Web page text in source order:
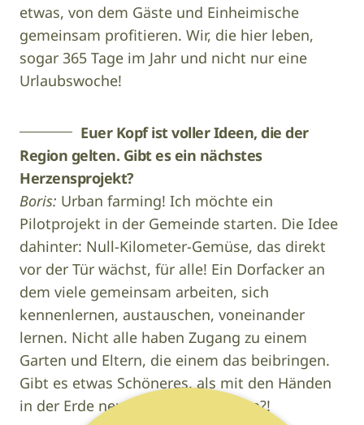
etwas, von dem Gäste und Einheimische
gemeinsam profitieren. Wir, die hier leben,
sogar 365 Tage im Jahr und nicht nur eine
Urlaubswoche!
Euer Kopf ist voller Ideen, die der
Region gelten. Gibt es ein nächstes
Herzensprojekt?
Boris: Urban farming! Ich möchte ein
Pilotprojekt in der Gemeinde starten. Die Idee
dahinter: Null-Kilometer-Gemüse, das direkt
vor der Tür wächst, für alle! Ein Dorfacker an
dem viele gemeinsam arbeiten, sich
kennenlernen, austauschen, voneinander
lernen. Nicht alle haben Zugang zu einem
Garten und Eltern, die einem das beibringen.
Gibt es etwas Schöneres, als mit den Händen
in der Erde neue Freunde zu finden?!